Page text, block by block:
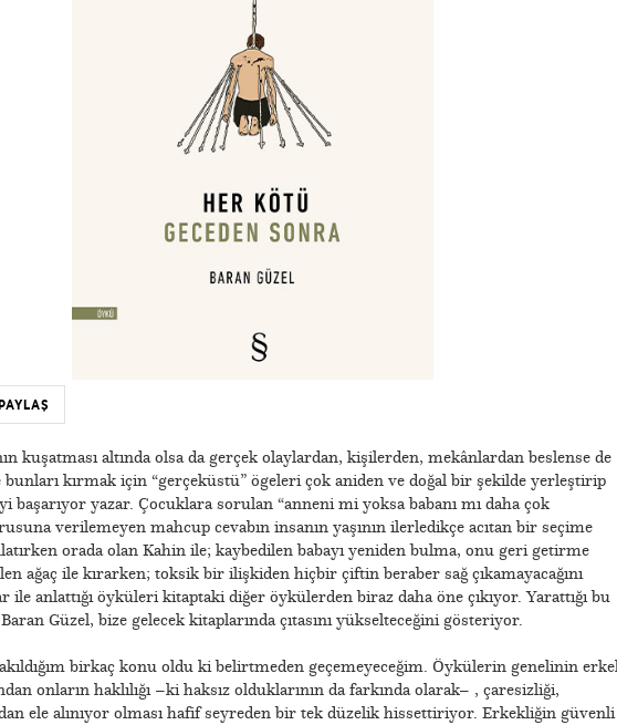
kuşatması altında olsa da gerçek olaylardan, kişilerden, mekânlardan beslense de
bunları kırmak için “gerçeküstü” ögeleri çok aniden ve doğal bir şekilde yerleştirip
başarıyor yazar. Çocuklara sorulan “anneni mi yoksa babanı mı daha çok
verilemeyen mahcup cevabın insanın yaşının ilerledikçe acıtan bir seçime
orada olan Kahin ile; kaybedilen babayı yeniden bulma, onu geri getirme
ağaç ile kırarken; toksik bir ilişkiden hiçbir çiftin beraber sağ çıkamayacağını
ile anlattığı öyküleri kitaptaki diğer öykülerden biraz daha öne çıkıyor. Yarattığı bu
Güzel, bize gelecek kitaplarında çıtasını yükselteceğini gösteriyor.
birkaç konu oldu ki belirtmeden geçemeyeceğim. Öykülerin genelinin
onların haklılığı –ki haksız olduklarının da farkında olarak– , çaresizliği,
ele alınıyor olması hafif seyreden bir tek düzelik hissettiriyor. Erkekliğin güvenli